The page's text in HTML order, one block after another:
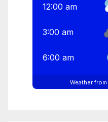
12:00 am
3:00 am
6:00 am
Weather